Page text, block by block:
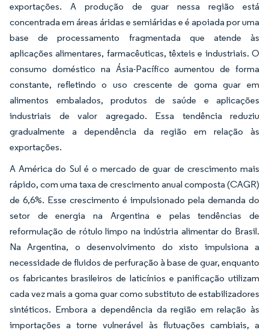
exportações. A produção de guar nessa região está
concentrada em áreas áridas e semiáridas e é apoiada por uma
base de processamento fragmentada que atende às
aplicações alimentares, farmacêuticas, têxteis e industriais. O
consumo doméstico na Ásia-Pacífico aumentou de forma
constante, refletindo o uso crescente de goma guar em
alimentos embalados, produtos de saúde e aplicações
industriais de valor agregado. Essa tendência reduziu
gradualmente a dependência da região em relação às
exportações.
A América do Sul é o mercado de guar de crescimento mais
rápido, com uma taxa de crescimento anual composta (CAGR)
de 6,6%. Esse crescimento é impulsionado pela demanda do
setor de energia na Argentina e pelas tendências de
reformulação de rótulo limpo na indústria alimentar do Brasil.
Na Argentina, o desenvolvimento do xisto impulsiona a
necessidade de fluidos de perfuração à base de guar, enquanto
os fabricantes brasileiros de laticínios e panificação utilizam
cada vez mais a goma guar como substituto de estabilizadores
sintéticos. Embora a dependência da região em relação às
importações a torne vulnerável às flutuações cambiais, a